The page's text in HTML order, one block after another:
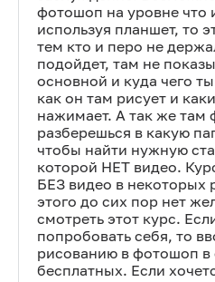
фотошоп на уровне что
используя планшет, то
тем кто и перо не
подойдет, там не
основной и куда чего
как он там рисует и
нажимает. А так же там
разберешься в какую
чтобы найти нужную
которой НЕТ видео.
БЕЗ видео в некоторых
этого до сих пор нет
смотреть этот курс.
попробовать себя, то
рисованию в фотошоп в
бесплатных. Если